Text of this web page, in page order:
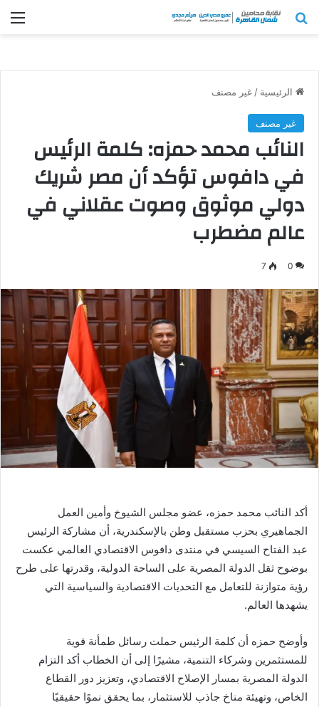
بحث عن
الرئيسية / غير مصنف
غير مصنف
النائب محمد حمزه: كلمة الرئيس
في دافوس تؤكد أن مصر شريك
دولي موثوق وصوت عقلاني في
عالم مضطرب
0
7
أكد النائب محمد حمزه، عضو مجلس الشيوخ وأمين العمل
الجماهيري بحزب مستقبل وطن بالإسكندرية، أن مشاركة الرئيس
عبد الفتاح السيسي في منتدى دافوس الاقتصادي العالمي عكست
بوضوح ثقل الدولة المصرية على الساحة الدولية، وقدرتها على طرح
رؤية متوازنة للتعامل مع التحديات الاقتصادية والسياسية التي
يشهدها العالم.
وأوضح حمزه أن كلمة الرئيس حملت رسائل طمأنة قوية
للمستثمرين وشركاء التنمية، مشيرًا إلى أن الخطاب أكد التزام
الدولة المصرية بمسار الإصلاح الاقتصادي، وتعزيز دور القطاع
الخاص، وتهيئة مناخ جاذب للاستثمار، بما يحقق نموًا حقيقيًا